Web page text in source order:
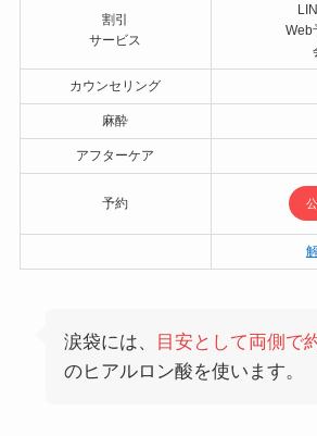
割引
サービス
Web
カウンセリング
麻酔
アフターケア
予約
涙袋には、
目安として両側で
のヒアルロン酸を使います。